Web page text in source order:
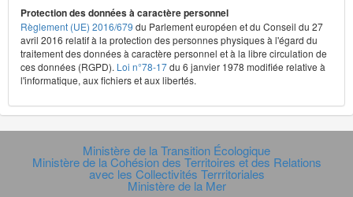
Protection des données à caractère personnel
Règlement (UE) 2016/679 du Parlement européen et du Conseil du 27
avril 2016 relatif à la protection des personnes physiques à l'égard du
traitement des données à caractère personnel et à la libre circulation de
ces données (RGPD). Loi n°78-17du 6 janvier 1978 modifiée relative à
l'informatique, aux fichiers et aux libertés.
Ministère de la Transition Écologique
Ministère de la Cohésion des Territoires et des Relations
avec les Collectivités Terrritoriales
Ministère de la Mer